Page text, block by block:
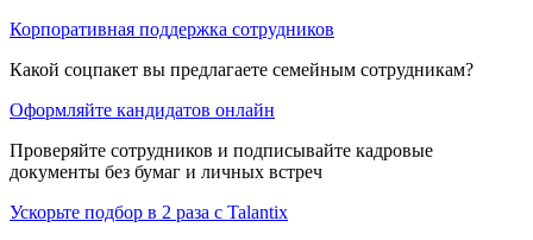
Корпоративная поддержка сотрудников
Какой соцпакет вы предлагаете семейным сотрудникам?
Оформляйте кандидатов онлайн
Проверяйте сотрудников и подписывайте кадровые
документы без бумаг и личных встреч
Ускорьте подбор в 2 раза с Talantix